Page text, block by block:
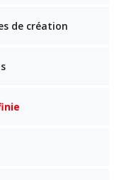
de création